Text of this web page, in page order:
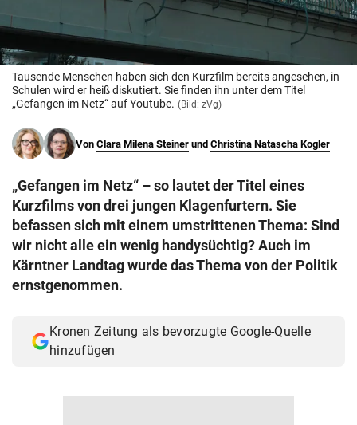
© Krone Multimedia GmbH & Co KG 2026
Muthgasse 2, 1190 Wien
Tausende Menschen haben sich den Kurzfilm bereits angesehen, in
Schulen wird er heiß diskutiert. Sie finden ihn unter dem Titel
„Gefangen im Netz“ auf Youtube. (Bild: zVg)
Von Clara Milena Steiner und Christina Natascha Kogler
„Gefangen im Netz“ – so lautet der Titel eines
Kurzfilms von drei jungen Klagenfurtern. Sie
befassen sich mit einem umstrittenen Thema: Sind
wir nicht alle ein wenig handysüchtig? Auch im
Kärntner Landtag wurde das Thema von der Politik
ernstgenommen.
Kronen Zeitung als bevorzugte Google-Quelle
hinzufügen